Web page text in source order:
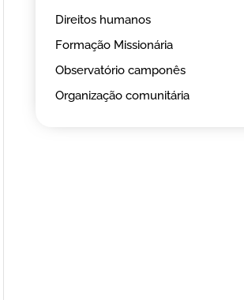
Direitos humanos
Formação Missionária
Observatório camponês
Organização comunitária